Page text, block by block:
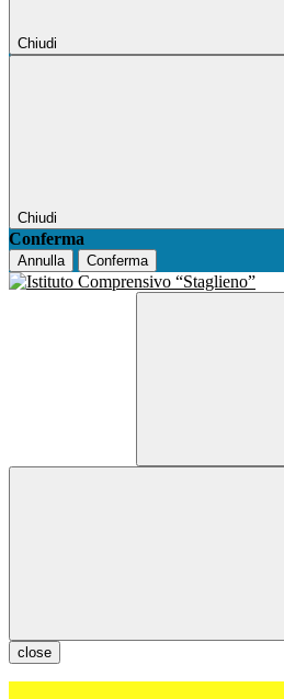
Chiudi
Chiudi
Conferma
Annulla Conferma
close